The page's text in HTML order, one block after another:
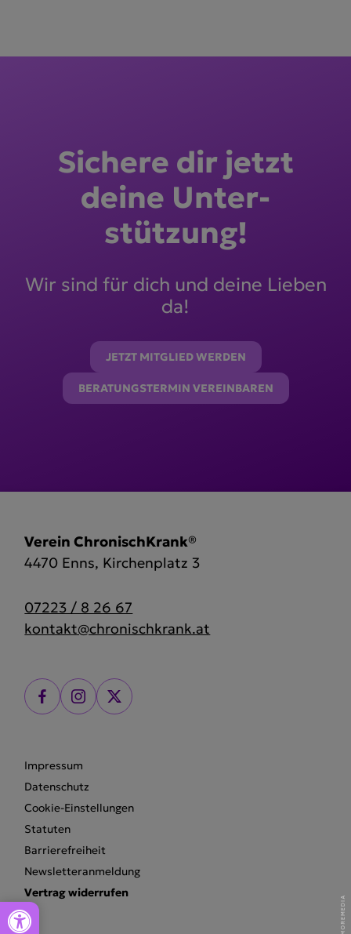
Sichere dir jetzt
deine Unter­
stützung!
Wir sind für dich und deine Lieben
da!
JETZT MITGLIED WERDEN
BERATUNGSTERMIN VEREINBAREN
Verein ChronischKrank®
4470 Enns, Kirchenplatz 3
07223 / 8 26 67
kontakt@chronischkrank.at
Impressum
Datenschutz
Cookie-Einstellungen
Statuten
Barrierefreiheit
Newsletteranmeldung
Vertrag widerrufen